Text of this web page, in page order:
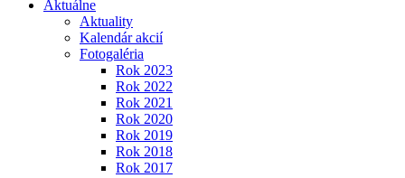
Aktuálne
Aktuality
Kalendár akcií
Fotogaléria
Rok 2023
Rok 2022
Rok 2021
Rok 2020
Rok 2019
Rok 2018
Rok 2017